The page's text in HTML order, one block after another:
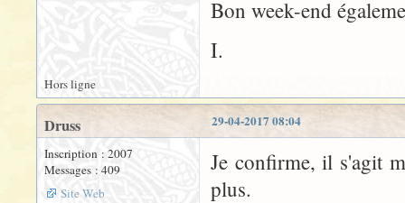
Bon week-end
I.
Hors ligne
29-04-2017 08:04
Druss
Inscription : 2007
Messages : 409
Site Web
Je confirme, il s'agit
plus.